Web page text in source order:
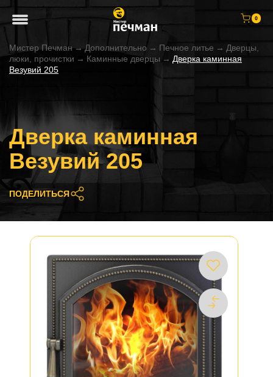
0
Мистер Печман → Дополнительно → Печное литье → Дверцы,
люки, прочистки → Каминные дверцы → Дверка каминная
Везувий 205
Дверка каминная
Везувий 205
ПОДЕЛИТЬСЯ